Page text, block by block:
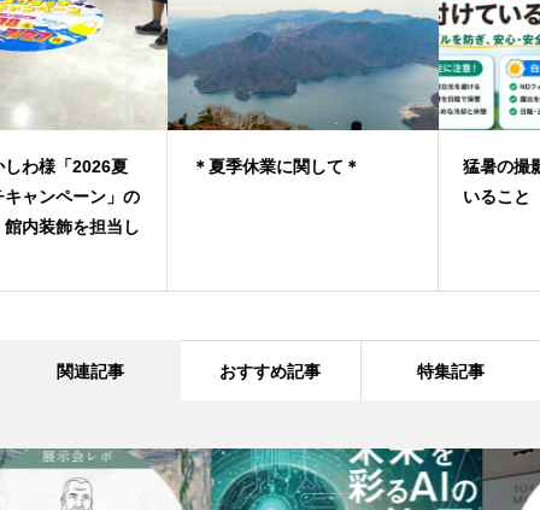
＊夏季休業に関して＊
猛暑の撮影現場で気を付けて
関連記事 おすすめ記事 特集記事